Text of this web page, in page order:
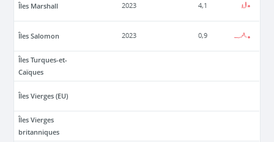
Îles Marshall 2023 4,1
Îles Salomon 2023 0,9
Îles Turques-et-
Caïques
Îles Vierges (EU)
Îles Vierges
britanniques